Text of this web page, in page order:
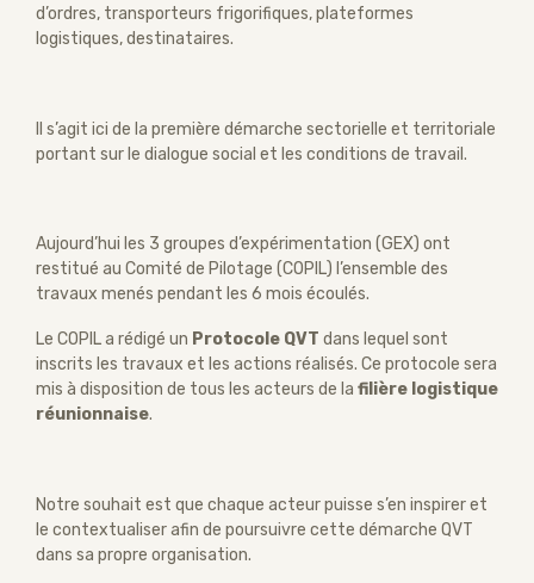
d’ordres, transporteurs frigorifiques, plateformes
logistiques, destinataires.
Il s’agit ici de la première démarche sectorielle et territoriale
portant sur le dialogue social et les conditions de travail.
Aujourd’hui les 3 groupes d’expérimentation (GEX) ont
restitué au Comité de Pilotage (COPIL) l’ensemble des
travaux menés pendant les 6 mois écoulés.
Le COPIL a rédigé un Protocole QVT dans lequel sont
inscrits les travaux et les actions réalisés. Ce protocole sera
mis à disposition de tous les acteurs de la filière logistique
réunionnaise.
Notre souhait est que chaque acteur puisse s’en inspirer et
le contextualiser afin de poursuivre cette démarche QVT
dans sa propre organisation.